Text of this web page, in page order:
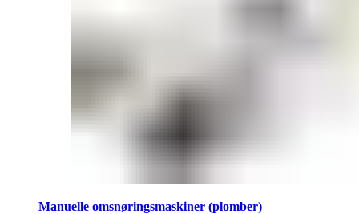
Manuelle omsnøringsmaskiner (plomber)